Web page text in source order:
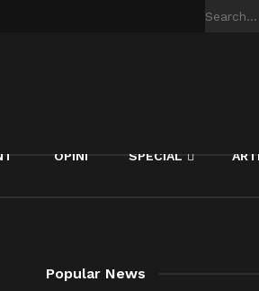
OPINI SPECIAL
Popular News